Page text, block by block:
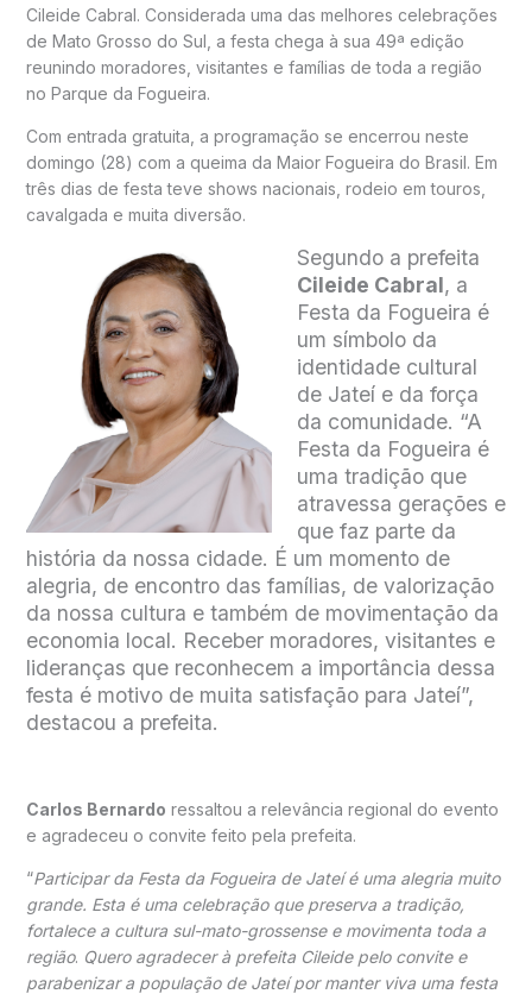
Cileide Cabral. Considerada uma das melhores celebrações
de Mato Grosso do Sul, a festa chega à sua 49ª edição
reunindo moradores, visitantes e famílias de toda a região
no Parque da Fogueira.
Com entrada gratuita, a programação se encerrou neste
domingo (28) com a queima da Maior Fogueira do Brasil. Em
três dias de festa teve shows nacionais, rodeio em touros,
cavalgada e muita diversão.
Segundo a prefeita
Cileide Cabral, a
Festa da Fogueira é
um símbolo da
identidade cultural
de Jateí e da força
da comunidade. “A
Festa da Fogueira é
uma tradição que
atravessa gerações e
que faz parte da
história da nossa cidade. É um momento de
alegria, de encontro das famílias, de valorização
da nossa cultura e também de movimentação da
economia local. Receber moradores, visitantes e
lideranças que reconhecem a importância dessa
festa é motivo de muita satisfação para Jateí”,
destacou a prefeita.
Carlos Bernardo ressaltou a relevância regional do evento
e agradeceu o convite feito pela prefeita.
“Participar da Festa da Fogueira de Jateí é uma alegria muito
grande. Esta é uma celebração que preserva a tradição,
fortalece a cultura sul-mato-grossense e movimenta toda a
região. Quero agradecer à prefeita Cileide pelo convite e
parabenizar a população de Jateí por manter viva uma festa